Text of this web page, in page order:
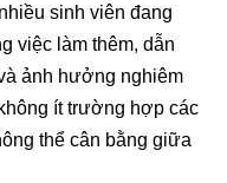
sinh viên đang
việc làm thêm, dẫn
ảnh hưởng nghiêm
ít trường hợp các
thể cân bằng giữa